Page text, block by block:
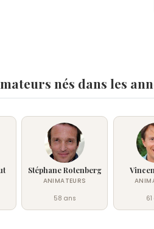
nés dans les
Stéphane Rotenberg
ANIMATEURS
58 ans